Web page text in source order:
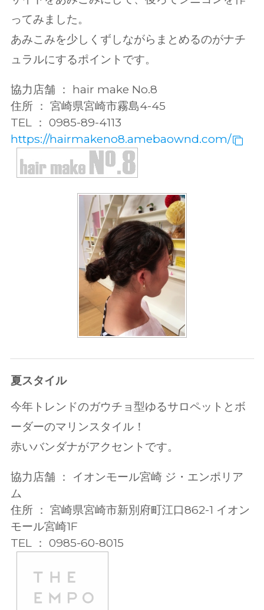
ってみました。
あみこみを少しくずしながらまとめるのがナチ
ュラルにするポイントです。
協力店舗 ： hair make No.8
住所 ： 宮崎県宮崎市霧島4-45
TEL ： 0985-89-4113
https://hairmakeno8.amebaownd.com/
夏スタイル
今年トレンドのガウチョ型ゆるサロペットとボ
ーダーのマリンスタイル！
赤いバンダナがアクセントです。
協力店舗 ： イオンモール宮崎 ジ・エンポリア
ム
住所 ： 宮崎県宮崎市新別府町江口862-1 イオン
モール宮崎1F
TEL ： 0985-60-8015